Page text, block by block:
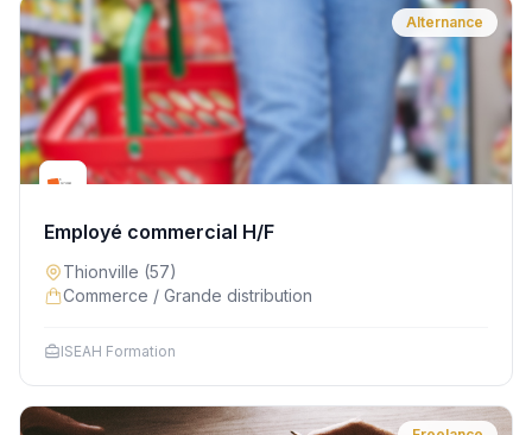
Alternance
Employé commercial H/F
Thionville (57)
Commerce / Grande distribution
ISEAH Formation